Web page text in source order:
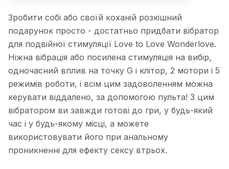
Зробити собі або своїй коханій розкішний
подарунок просто - достатньо придбати вібратор
для подвійної стимуляції Love to Love Wonderlove.
Ніжна вібрація або посилена стимуляція на вибір,
одночасний вплив на точку G і клітор, 2 мотори і 5
режимів роботи, і всім цим задоволенням можна
керувати віддалено, за допомогою пульта! З цим
вібратором ви завжди готові до гри, у будь-який
час і у будь-якому місці, а можете
використовувати його при анальному
проникненні для ефекту сексу втрьох.